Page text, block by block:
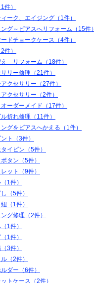
件）
ーク、エイジング（1件）
グ～ピアスへリフォーム（15件）
ドチョークケース（4件）
件）
リフォーム（18件）
リー修理（21件）
クセサリー（27件）
クセサリー（2件）
ーダーメイド（17件）
折れ修理（11件）
グをピアスへかえる（1件）
ト（3件）
イピン（5件）
タン（5件）
ット（9件）
1件）
（5件）
（1件）
グ修理（2件）
1件）
1件）
3件）
（2件）
ダー（6件）
トケース（2件）